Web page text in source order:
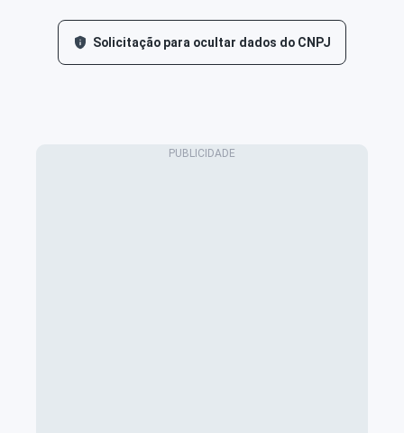
Solicitação para ocultar dados do CNPJ